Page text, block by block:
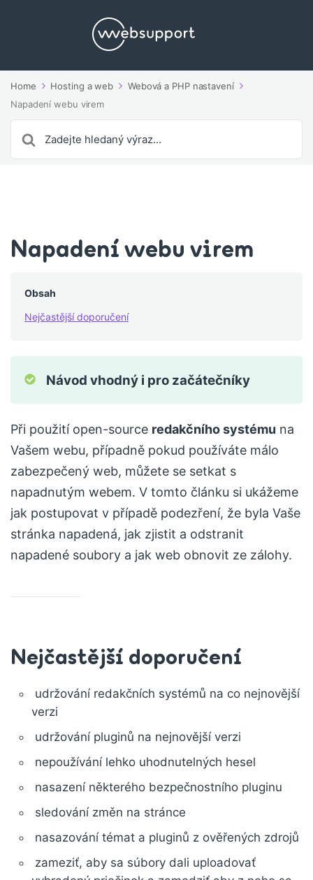
Home Hosting a web
Webová a PHP nastavení
Napadení webu virem
For
Napadení webu virem
Obsah
Nejčastější doporučení
Návod vhodný i pro začátečníky
Při použití open-source redakčního systému na
Vašem webu, případně pokud používáte málo
zabezpečený web, můžete se setkat s
napadnutým webem. V tomto článku si ukážeme
jak postupovat v případě podezření, že byla Vaše
stránka napadená, jak zjistit a odstranit
napadené soubory a jak web obnovit ze zálohy.
Nejčastější doporučení
udržování redakčních systémů na co nejnovější
verzi
udržování pluginů na nejnovější verzi
nepoužívání lehko uhodnutelných hesel
nasazení některého bezpečnostního pluginu
sledování změn na stránce
nasazování témat a pluginů z ověřených zdrojů
zameziť, aby sa súbory dali uploadovať